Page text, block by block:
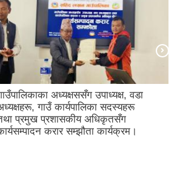
तेस्रो चौमासिक सार्वजनिक सुनुवाई
कार्यक्रम